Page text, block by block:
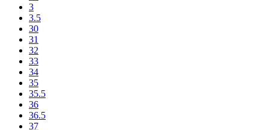
3
3.5
30
31
32
33
34
35
35.5
36
36.5
37